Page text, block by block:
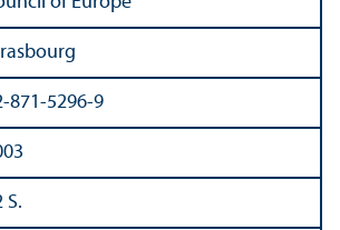
871-5296-9
S.